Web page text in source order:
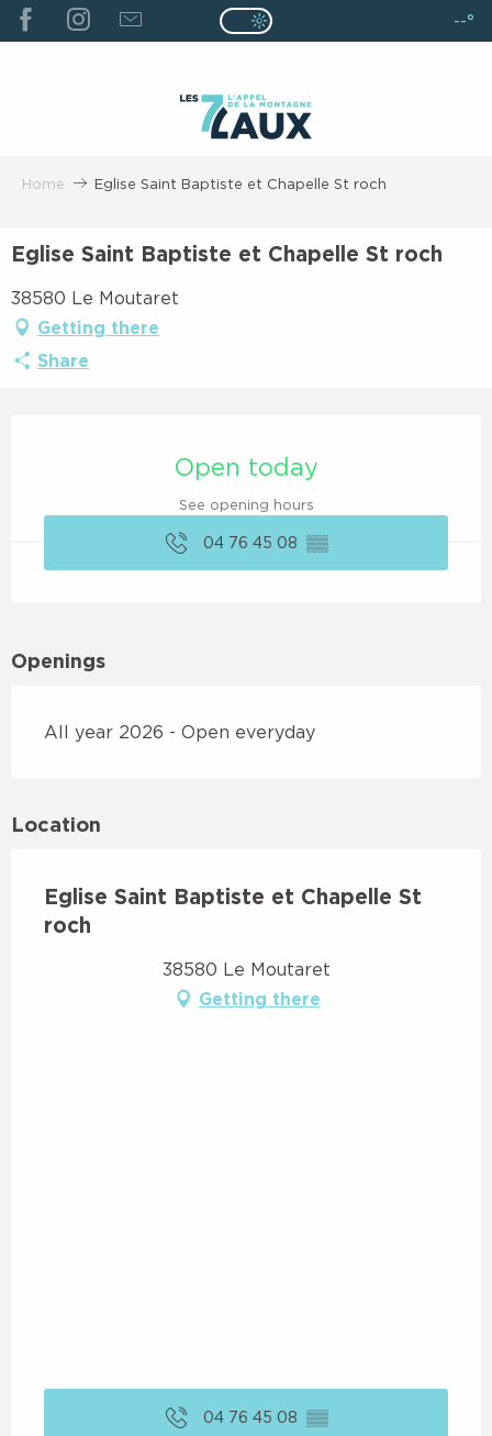
ALLER
AU
Page D’accueil Actuelle Été :
Page D’accueil Actuelle
--°
Home Eglise Saint Baptiste et Chapelle St roch
Eglise Saint Baptiste et Chapelle St roch
38580 Le Moutaret
Getting there
Share
Open today
See opening hours
04 76 45 08 ▒▒
Openings
All year 2026 - Open everyday
Location
Eglise Saint Baptiste et Chapelle St
roch
38580 Le Moutaret
Getting there
04 76 45 08 ▒▒